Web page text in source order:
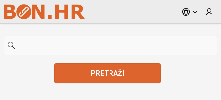
Skip to Main Content
PRETRAŽI